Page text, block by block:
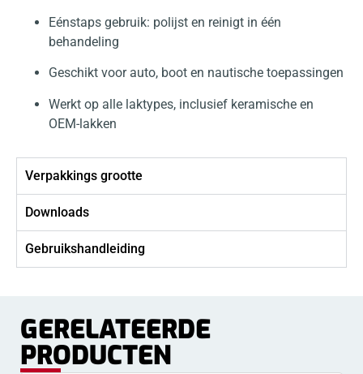
Eénstaps gebruik: polijst en reinigt in één
behandeling
Geschikt voor auto, boot en nautische toepassingen
Werkt op alle laktypes, inclusief keramische en
OEM-lakken
Verpakkings grootte
Downloads
Gebruikshandleiding
GERELATEERDE
PRODUCTEN